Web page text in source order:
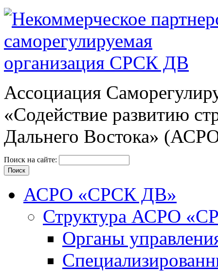
Ассоциация
«Содействие развитию
Дальнего Востока»
Поиск на сайте:
АСРО «СРСК ДВ»
Структура АСРО
Органы